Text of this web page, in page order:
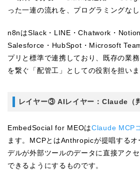
った一連の流れを、プログラミングな
n8nはSlack・LINE・Chatwork・
Salesforce・HubSpot・Microsoft
プリと標準で連携しており、既存の業
を繋ぐ「配管工」としての役割を担いま
レイヤー③ AIレイヤー：Claude（
EmbedSocial for MEOはClaude MCP
ます。MCPとはAnthropicが提唱する
デルが外部ツールのデータに直接アク
できるようにするものです。